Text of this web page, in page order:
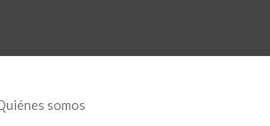
somos